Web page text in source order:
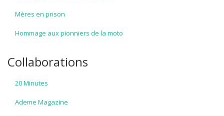
Mères en prison
Hommage aux pionniers de la moto
Collaborations
20 Minutes
Ademe Magazine